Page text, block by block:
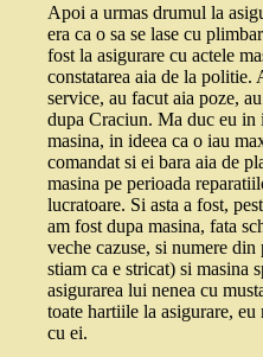
Apoi a urmas drumul la
era ca o sa se lase cu
fost la asigurare cu actele
constatarea aia de la politie.
service, au facut aia poze,
dupa Craciun. Ma duc eu in
masina, in ideea ca o iau
comandat si ei bara aia de
masina pe perioada
lucratoare. Si asta a fost,
am fost dupa masina, fata
veche cazuse, si numere
stiam ca e stricat) si masina
asigurarea lui nenea cu
toate hartiile la asigurare,
cu ei.